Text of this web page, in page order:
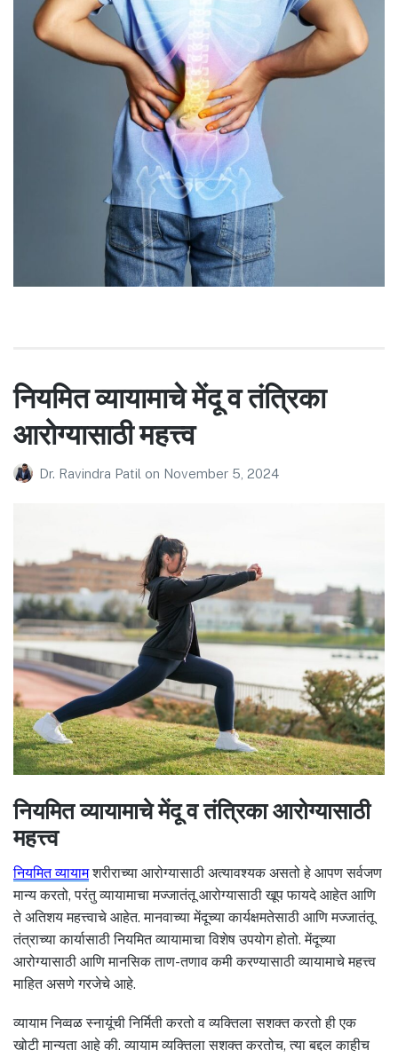
नियमित व्यायामाचे मेंदू व तंत्रिका
आरोग्यासाठी महत्त्व
Dr. Ravindra Patil on November 5, 2024
नियमित व्यायामाचे मेंदू व तंत्रिका आरोग्यासाठी
महत्त्व
नियमित व्यायामशरीराच्या आरोग्यासाठी अत्यावश्यक असतो हे आपण सर्वजण
मान्य करतो, परंतु व्यायामाचा मज्जातंतू आरोग्यासाठी खूप फायदे आहेत आणि
ते अतिशय महत्त्वाचे आहेत. मानवाच्या मेंदूच्या कार्यक्षमतेसाठी आणि मज्जातंतू
तंत्राच्या कार्यासाठी नियमित व्यायामाचा विशेष उपयोग होतो. मेंदूच्या
आरोग्यासाठी आणि मानसिक ताण-तणाव कमी करण्यासाठी व्यायामाचे महत्त्व
माहित असणे गरजेचे आहे.
व्यायाम निव्वळ स्नायूंची निर्मिती करतो व व्यक्तिला सशक्त करतो ही एक
खोटी मान्यता आहे की. व्यायाम व्यक्तिला सशक्त करतोच, त्या बद्दल काहीच